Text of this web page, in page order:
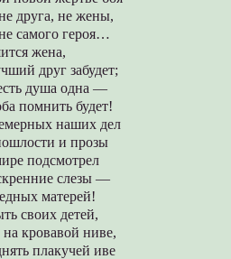
друга, не жены,
самого героя…
жена,
друг забудет;
душа одна —
помнить будет!
наших дел
и прозы
подсмотрел
слезы —
матерей!
своих детей,
кровавой ниве,
плакучей иве